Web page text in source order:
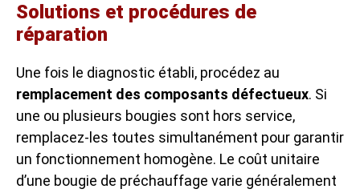
Solutions et procédures de
réparation
Une fois le diagnostic établi, procédez au
remplacement des composants défectueux. Si
une ou plusieurs bougies sont hors service,
remplacez-les toutes simultanément pour garantir
un fonctionnement homogène. Le coût unitaire
d’une bougie de préchauffage varie généralement